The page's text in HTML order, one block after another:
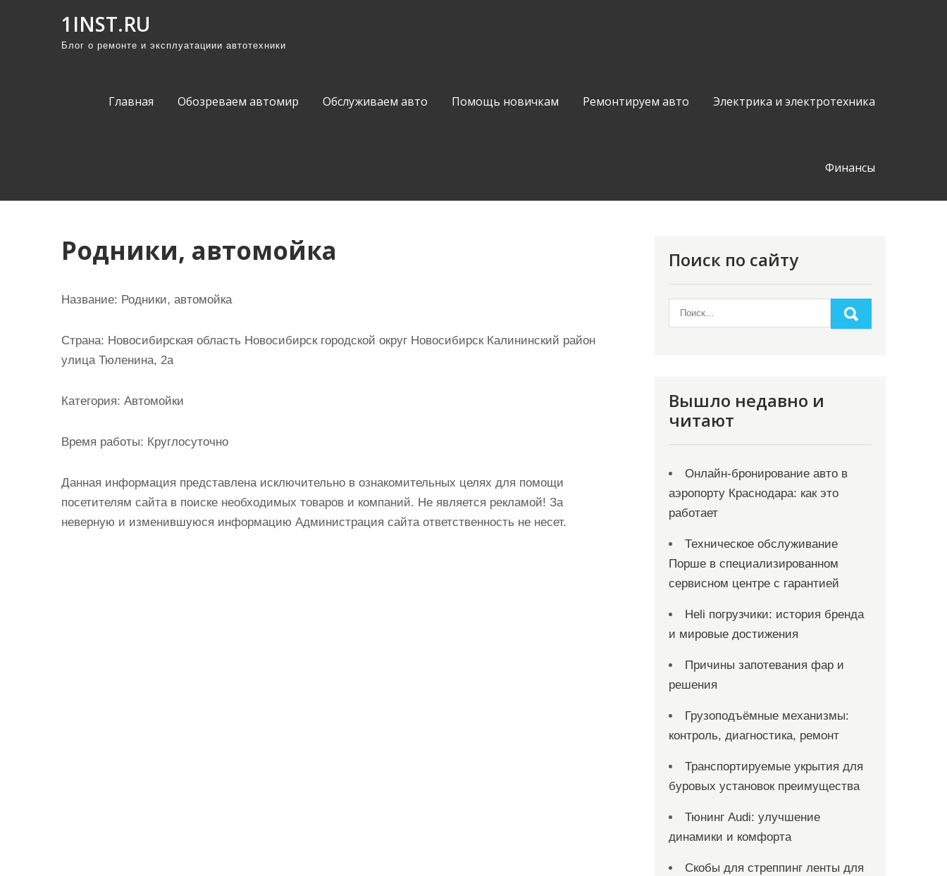
1INST.RU
Блог о ремонте и эксплуатациии автотехники
Главная Обозреваем автомир Обслуживаем авто Помощь новичкам Ремонтируем авто Электрика и электротехника
Финансы
Родники, автомойка
Название: Родники, автомойка
Страна: Новосибирская область Новосибирск городской округ Новосибирск Калининский район
улица Тюленина, 2а
Категория: Автомойки
Время работы: Круглосуточно
Данная информация представлена исключительно в ознакомительных целях для помощи
посетителям сайта в поиске необходимых товаров и компаний. Не является рекламой! За
неверную и изменившуюся информацию Администрация сайта ответственность не несет.
Поиск по сайту
Вышло недавно и
читают
Онлайн‑бронирование авто в
аэропорту Краснодара: как это
работает
Техническое обслуживание
Порше в специализированном
сервисном центре с гарантией
Heli погрузчики: история бренда
и мировые достижения
Причины запотевания фар и
решения
Грузоподъёмные механизмы:
контроль, диагностика, ремонт
Транспортируемые укрытия для
буровых установок преимущества
Тюнинг Audi: улучшение
динамики и комфорта
Скобы для стреппинг ленты для